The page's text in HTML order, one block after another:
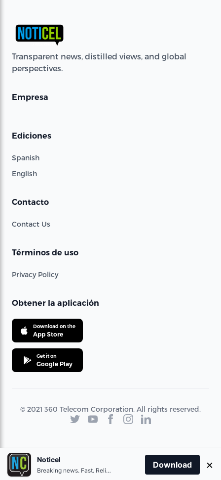
Transparent news, distilled views, and global
perspectives.
Empresa
Ediciones
Spanish
English
Contacto
Contact Us
Términos de uso
Privacy Policy
Obtener la aplicación
Download on the
App Store
Get it on
Google Play
© 2021 360 Telecom Corporation. All rights reserved.
Noticel
Breaking news. Fast. Reliable.
Download ×